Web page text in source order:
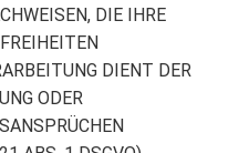
DIE IHRE
DIENT DER
ODER